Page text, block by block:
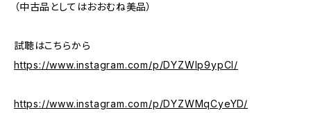
（中古品としてはおおむね美品）
試聴はこちらから
https://www.instagram.com/p/DYZWIp9ypCI/
https://www.instagram.com/p/DYZWMqCyeYD/